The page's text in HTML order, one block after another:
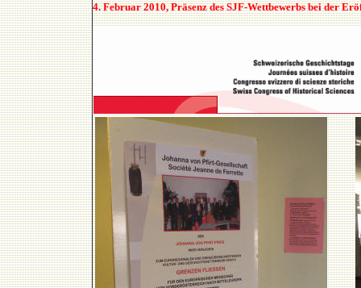
4. Februar 2010, Präsenz des SJF-Wettbewerbs bei der